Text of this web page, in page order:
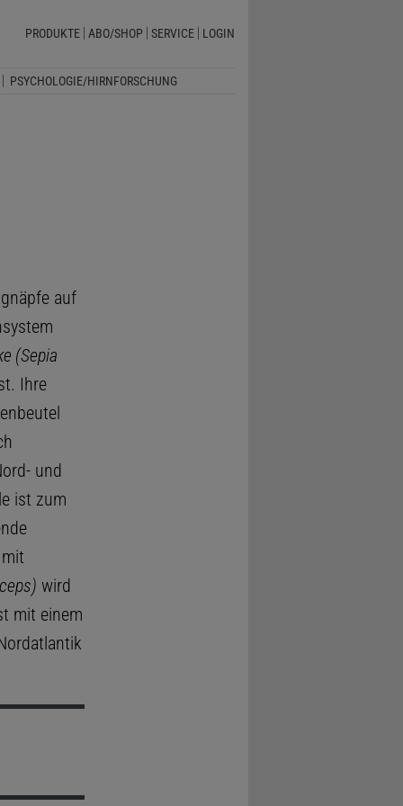
PRODUKTE ABO/SHOP SERVICE LOGIN
PSYCHOLOGIE/HIRNFORSCHUNG
auf
(Sepia
Ihre
und
ist zum
wird
mit einem